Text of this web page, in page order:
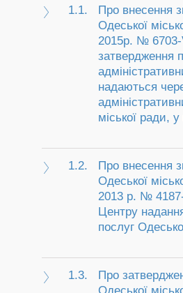
1.1.
Про внесення
Одеської
2015р. №
затвердження
надаються
міської ради, у
1.2.
Про внесення
Одеської
2013 р. №
Центру
послуг
1.3.
Про